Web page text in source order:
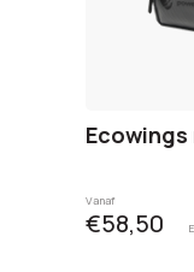
Vanaf
€58,50